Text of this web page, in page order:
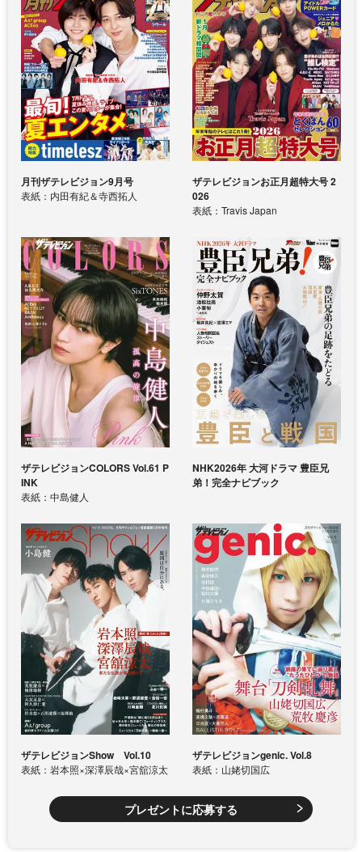
月刊ザテレビジョン9月号
表紙：内田有紀＆寺西拓人
ザテレビジョンお正月超特大号 2
026
表紙：Travis Japan
ザテレビジョンCOLORS Vol.61 P
INK
表紙：中島健人
NHK2026年 大河ドラマ 豊臣兄
弟！完全ナビブック
ザテレビジョンShow Vol.10
表紙：岩本照×深澤辰哉×宮舘涼太
ザテレビジョンgenic. Vol.8
表紙：山姥切国広
プレゼントに応募する